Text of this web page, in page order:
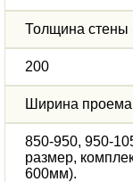
Толщина стены
200
Ширина
850-950, 950-
размер,
600мм).